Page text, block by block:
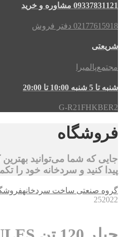
و خرید
دفتر فروش
G-
شما می‌توانید بهترین
و سردخانه خود را تکمیل
ساخت سردخانهفروشگاه